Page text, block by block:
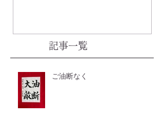
記事一覧
ご油断なく